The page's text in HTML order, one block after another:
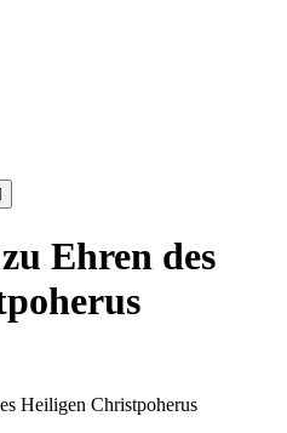
Ehren des
Heiligen Christpoherus